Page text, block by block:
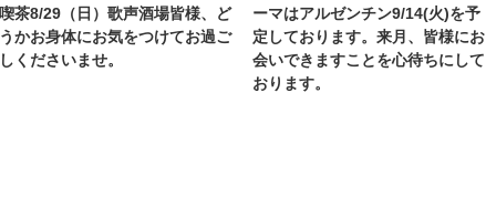
喫茶8/29（日）歌声酒場皆様、ど
うかお身体にお気をつけてお過ご
しくださいませ。
ーマはアルゼンチン9/14(火)を予
定しております。来月、皆様にお
会いできますことを心待ちにして
おります。